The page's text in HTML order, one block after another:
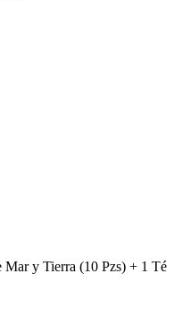
Mar y Tierra (10 Pzs) + 1 Té